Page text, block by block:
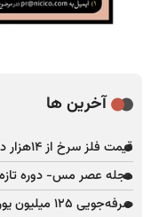
آخرین ها
قیمت فلز سرخ از ۱۴هزار دلار در هر تن عبور کرد
مجله عصر مس- دوره تازه- شماره ۳- تیر و
صرفه‌جویی